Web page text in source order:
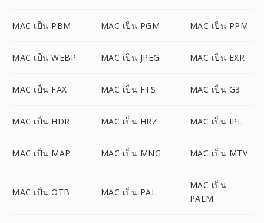
MAC เป็น PBM MAC เป็น PGM MAC เป็น PPM
MAC เป็น WEBP MAC เป็น JPEG MAC เป็น EXR
MAC เป็น FAX MAC เป็น FTS MAC เป็น G3
MAC เป็น HDR MAC เป็น HRZ MAC เป็น IPL
MAC เป็น MAP MAC เป็น MNG MAC เป็น MTV
MAC เป็น OTB MAC เป็น PAL
MAC เป็น
PALM